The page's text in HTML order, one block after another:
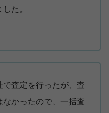
た。
査定を行ったが、査
かったので、一括査